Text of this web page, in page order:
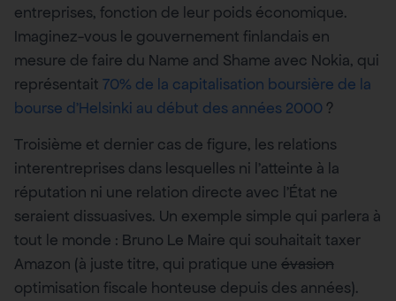
entreprises, fonction de leur poids économique.
Imaginez-vous le gouvernement finlandais en
mesure de faire du Name and Shame avec Nokia, qui
représentait 70% de la capitalisation boursière de la
bourse d’Helsinki au début des années 2000 ?
Troisième et dernier cas de figure, les relations
interentreprises dans lesquelles ni l’atteinte à la
réputation ni une relation directe avec l’État ne
seraient dissuasives. Un exemple simple qui parlera à
tout le monde : Bruno Le Maire qui souhaitait taxer
Amazon (à juste titre, qui pratique une évasion
optimisation fiscale honteuse depuis des années).